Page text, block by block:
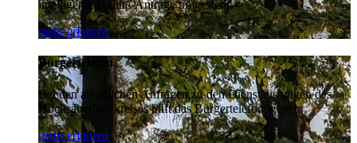
intelligente Online-Anträge umgestellt.
mehr erfahren
Bürgertelefon
Bei den alltäglichen Anfragen zu den Dienstleistungen des
Hochsauerlandkreises hilft das Bürgertelefon weiter.
mehr erfahren